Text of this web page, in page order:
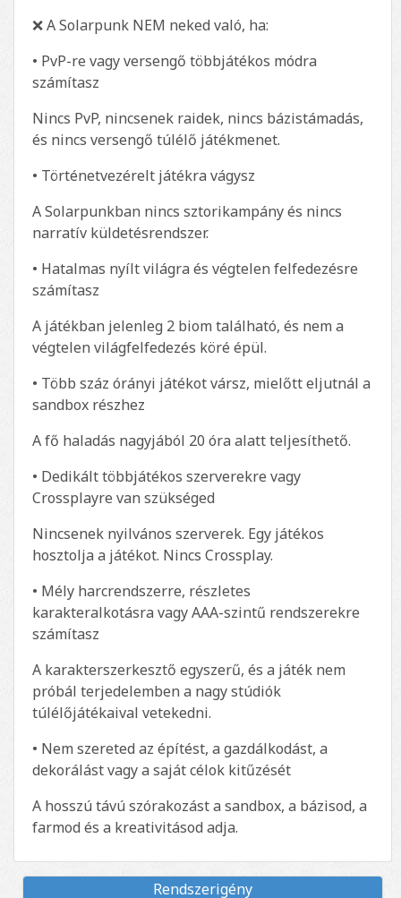
❌ A Solarpunk NEM neked való, ha:
• PvP-re vagy versengő többjátékos módra
számítasz
Nincs PvP, nincsenek raidek, nincs bázistámadás,
és nincs versengő túlélő játékmenet.
• Történetvezérelt játékra vágysz
A Solarpunkban nincs sztorikampány és nincs
narratív küldetésrendszer.
• Hatalmas nyílt világra és végtelen felfedezésre
számítasz
A játékban jelenleg 2 biom található, és nem a
végtelen világfelfedezés köré épül.
• Több száz órányi játékot vársz, mielőtt eljutnál a
sandbox részhez
A fő haladás nagyjából 20 óra alatt teljesíthető.
• Dedikált többjátékos szerverekre vagy
Crossplayre van szükséged
Nincsenek nyilvános szerverek. Egy játékos
hosztolja a játékot. Nincs Crossplay.
• Mély harcrendszerre, részletes
karakteralkotásra vagy AAA-szintű rendszerekre
számítasz
A karakterszerkesztő egyszerű, és a játék nem
próbál terjedelemben a nagy stúdiók
túlélőjátékaival vetekedni.
• Nem szereted az építést, a gazdálkodást, a
dekorálást vagy a saját célok kitűzését
A hosszú távú szórakozást a sandbox, a bázisod, a
farmod és a kreativitásod adja.
Rendszerigény